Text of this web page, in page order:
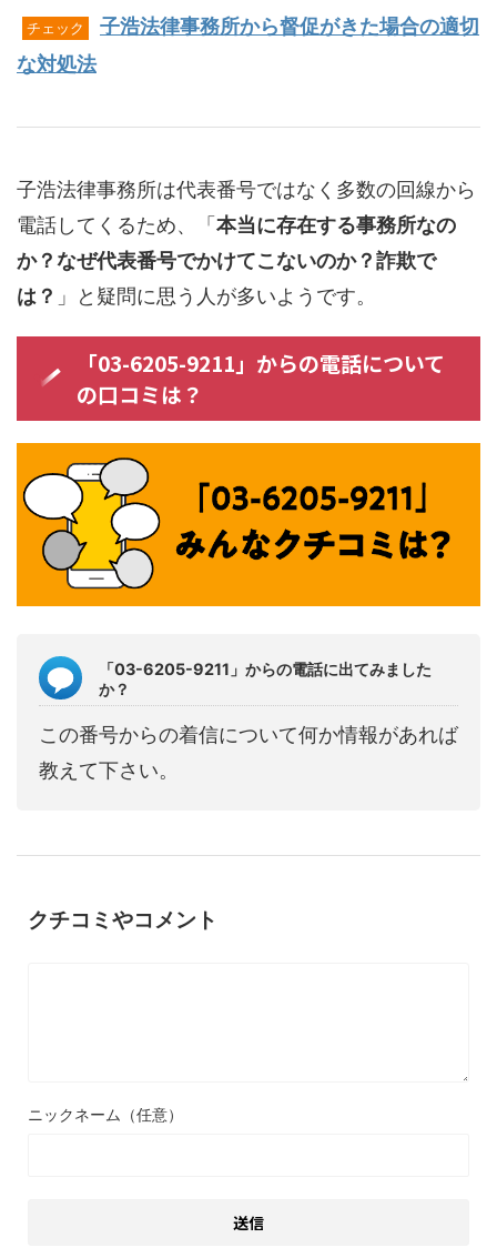
チェック
子浩法律事務所から督促がきた場合の適切
な対処法
子浩法律事務所は代表番号ではなく多数の回線から
電話してくるため、「本当に存在する事務所なの
か？なぜ代表番号でかけてこないのか？詐欺で
は？ 」と疑問に思う人が多いようです。
「03-6205-9211」からの電話について
の口コミは？
「03-6205-9211」からの電話に出てみました
か？
この番号からの着信について何か情報があれば
教えて下さい。
クチコミやコメント
ニックネーム（任意）